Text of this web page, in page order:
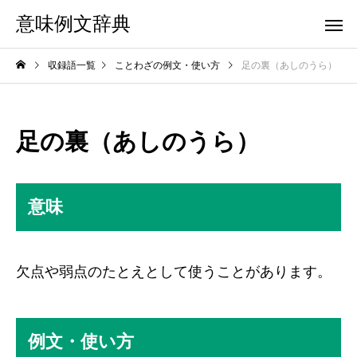
意味例文辞典
収録語一覧 ことわざの例文・使い方 足の裏（あしのうら）
足の裏（あしのうら）
意味
欠点や弱点のたとえとして使うことがあります。
例文・使い方